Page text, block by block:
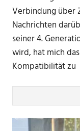
Verbindung über
Nachrichten
seiner 4.
wird, hat mich
Kompatibilität zu